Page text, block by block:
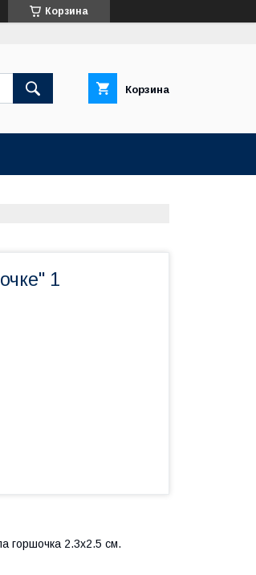
Корзина
Корзина
1
горшочка 2.3х2.5 см.